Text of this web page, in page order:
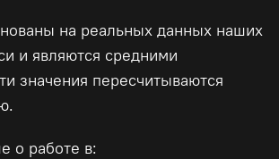
на реальных данных наших
и являются средними
значения пересчитываются
о работе в: